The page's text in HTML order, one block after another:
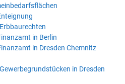
in Berlin
in Dresden Chemnitz
in Dresden